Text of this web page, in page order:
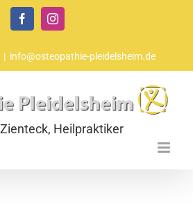
FacebookInstagram
| info@osteopathie-pleidelsheim.de